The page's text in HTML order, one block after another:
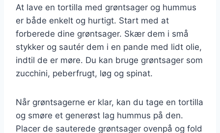
At lave en tortilla med grøntsager og hummus
er både enkelt og hurtigt. Start med at
forberede dine grøntsager. Skær dem i små
stykker og sautér dem i en pande med lidt olie,
indtil de er møre. Du kan bruge grøntsager som
zucchini, peberfrugt, løg og spinat.
Når grøntsagerne er klar, kan du tage en tortilla
og smøre et generøst lag hummus på den.
Placer de sauterede grøntsager ovenpå og fold